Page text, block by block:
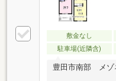
敷金なし
駐車場(近隣含)
豊田市南部 メ